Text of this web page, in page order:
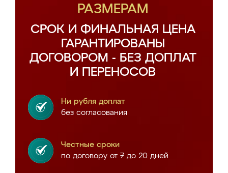
РАЗМЕРАМ
СРОК И ФИНАЛЬНАЯ ЦЕНА
ГАРАНТИРОВАНЫ
ДОГОВОРОМ - БЕЗ ДОПЛАТ
И ПЕРЕНОСОВ
Ни рубля доплат
без согласования
Честные сроки
по договору от 7 до 20 дней